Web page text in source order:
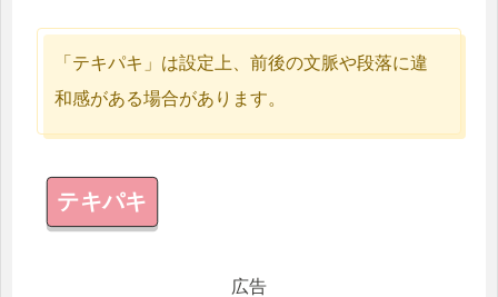
「テキパキ」は設定上、前後の文脈や段落に違
和感がある場合があります。
テキパキ
広告